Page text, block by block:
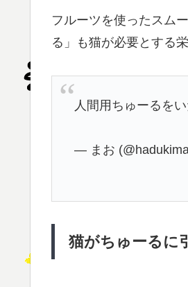
フルーツを使ったスム
る」も猫が必要とする
人間用ちゅーるを
— まお
猫がちゅーるに